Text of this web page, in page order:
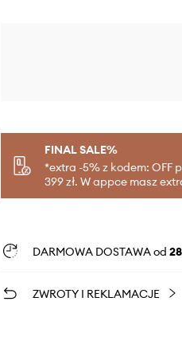
FINAL SALE%
*extra -5% z kodem: OFF
399 zł. W appce masz
DARMOWA DOSTAWA od
ZWROTY I REKLAMACJE